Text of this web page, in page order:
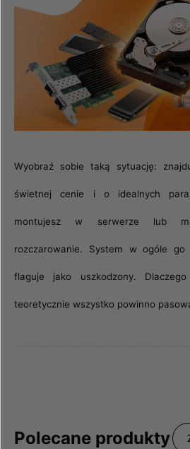
Wyobraź sobie taką sytuację:
świetnej cenie i o idealnych
montujesz w serwerze lub
rozczarowanie. System w ogóle
flaguje jako uszkodzony.
teoretycznie wszystko powinno
Polecane produkty